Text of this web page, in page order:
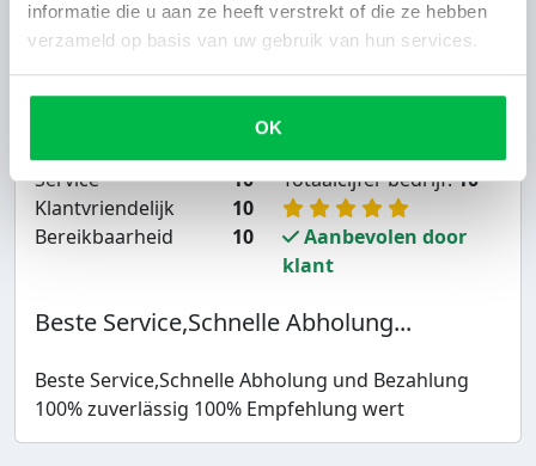
informatie die u aan ze heeft verstrekt of die ze hebben
verzameld op basis van uw gebruik van hun services.
OK
Marta uit
30-12-2020
Autobedrijf John Vorstenbosch
Service
10
Klantvriendelijk
10
Bereikbaarheid
10
Totaalcijfer bedrijf:10
Aanbevolen door
klant
Beste Service,Schnelle Abholung...
Beste Service,Schnelle Abholung und Bezahlung
100% zuverlässig 100% Empfehlung wert